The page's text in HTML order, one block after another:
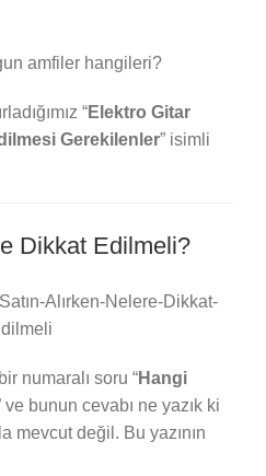
amfiler hangileri?
“Elektro Gitar
Gerekilenler” isimli
Dikkat Edilmeli?
numaralı soru “Hangi
ve bunun cevabı ne yazık ki
mevcut değil. Bu yazının